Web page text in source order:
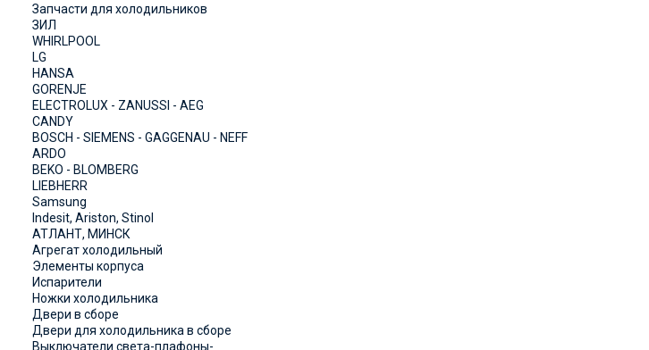
Запчасти для холодильников
ЗИЛ
WHIRLPOOL
LG
HANSA
GORENJE
ELECTROLUX - ZANUSSI - AEG
CANDY
BOSCH - SIEMENS - GAGGENAU - NEFF
ARDO
BEKO - BLOMBERG
LIEBHERR
Samsung
Indesit, Ariston, Stinol
АТЛАНТ, МИНСК
Агрегат холодильный
Элементы корпуса
Испарители
Ножки холодильника
Двери в сборе
Двери для холодильника в сборе
Выключатели света-плафоны-